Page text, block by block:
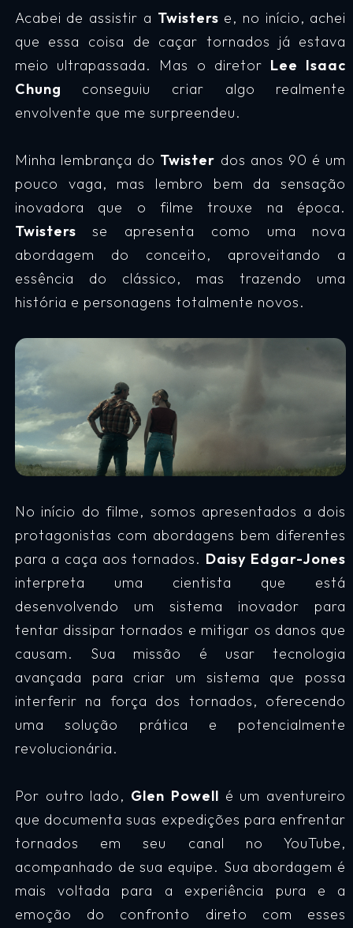
Acabei de assistir a Twisters e, no início, achei
que essa coisa de caçar tornados já estava
meio ultrapassada. Mas o diretor Lee Isaac
Chung conseguiu criar algo realmente
envolvente que me surpreendeu.
Minha lembrança do Twister dos anos 90 é um
pouco vaga, mas lembro bem da sensação
inovadora que o filme trouxe na época.
Twisters se apresenta como uma nova
abordagem do conceito, aproveitando a
essência do clássico, mas trazendo uma
história e personagens totalmente novos.
No início do filme, somos apresentados a dois
protagonistas com abordagens bem diferentes
para a caça aos tornados. Daisy Edgar-Jones
interpreta uma cientista que está
desenvolvendo um sistema inovador para
tentar dissipar tornados e mitigar os danos que
causam. Sua missão é usar tecnologia
avançada para criar um sistema que possa
interferir na força dos tornados, oferecendo
uma solução prática e potencialmente
revolucionária.
Por outro lado, Glen Powell é um aventureiro
que documenta suas expedições para enfrentar
tornados em seu canal no YouTube,
acompanhado de sua equipe. Sua abordagem é
mais voltada para a experiência pura e a
emoção do confronto direto com esses